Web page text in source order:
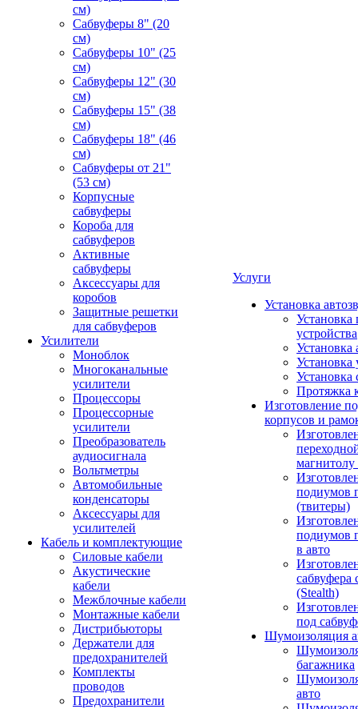
см)
Сабвуферы 8" (20
см)
Сабвуферы 10" (25
см)
Сабвуферы 12" (30
см)
Сабвуферы 15" (38
см)
Сабвуферы 18" (46
см)
Сабвуферы от 21"
(53 см)
Корпусные
сабвуферы
Короба для
сабвуферов
Активные
сабвуферы
Аксессуары для
коробов
Защитные решетки
для сабвуферов
Усилители
Моноблок
Многоканальные
усилители
Процессоры
Процессорные
усилители
Преобразователь
аудиосигнала
Вольтметры
Автомобильные
конденсаторы
Аксессуары для
усилителей
Кабель и комплектующие
Силовые кабели
Акустические
кабели
Межблочные кабели
Монтажные кабели
Дистрибьюторы
Держатели для
предохранителей
Комплекты
проводов
Предохранители
Услуги
Установка
Установка
устройства
Установка
Установка
Установка
Протяжка
Изготовление
корпусов и
подиумов
(твитеры)
подиумов
в авто
сабвуфера
(Stealth)
под
Шумоизоляция
багажника
авто